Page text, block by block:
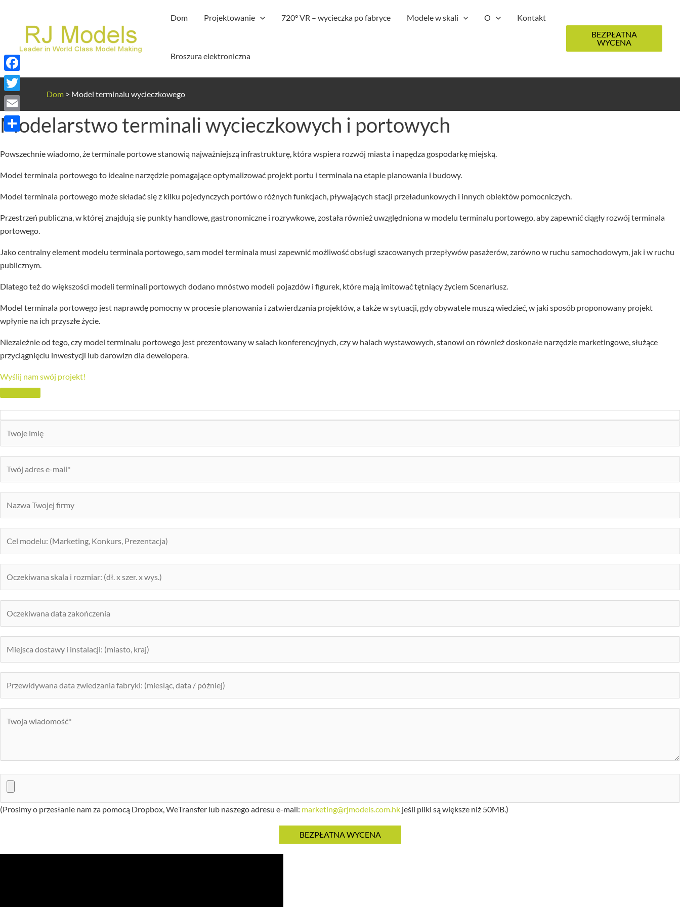
Dom Projektowanie 720° VR – wycieczka po fabryce Modele w skali O Kontakt
Broszura elektroniczna
BEZPŁATNA
WYCENA
Dom > Model terminalu wycieczkowego
Modelarstwo terminali wycieczkowych i portowych
Powszechnie wiadomo, że terminale portowe stanowią najważniejszą infrastrukturę, która wspiera rozwój miasta i napędza gospodarkę miejską.
Model terminala portowego to idealne narzędzie pomagające optymalizować projekt portu i terminala na etapie planowania i budowy.
Model terminala portowego może składać się z kilku pojedynczych portów o różnych funkcjach, pływających stacji przeładunkowych i innych obiektów pomocniczych.
Przestrzeń publiczna, w której znajdują się punkty handlowe, gastronomiczne i rozrywkowe, została również uwzględniona w modelu terminalu portowego, aby zapewnić ciągły rozwój terminala
portowego.
Jako centralny element modelu terminala portowego, sam model terminala musi zapewnić możliwość obsługi szacowanych przepływów pasażerów, zarówno w ruchu samochodowym, jak i w ruchu
publicznym.
Dlatego też do większości modeli terminali portowych dodano mnóstwo modeli pojazdów i figurek, które mają imitować tętniący życiem Scenariusz.
Model terminala portowego jest naprawdę pomocny w procesie planowania i zatwierdzania projektów, a także w sytuacji, gdy obywatele muszą wiedzieć, w jaki sposób proponowany projekt
wpłynie na ich przyszłe życie.
Niezależnie od tego, czy model terminalu portowego jest prezentowany w salach konferencyjnych, czy w halach wystawowych, stanowi on również doskonałe narzędzie marketingowe, służące
przyciągnięciu inwestycji lub darowizn dla dewelopera.
Wyślij nam swój projekt!
(Prosimy o przesłanie nam za pomocą Dropbox, WeTransfer lub naszego adresu e-mail: marketing@rjmodels.com.hk jeśli pliki są większe niż 50MB.)
Facebook
Twitter
Email